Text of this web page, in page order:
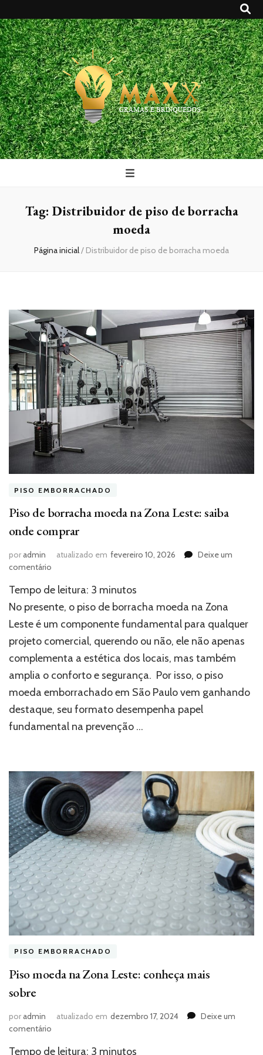
Maxx Gramas
Blog
Tag: Distribuidor de piso de borracha
moeda
Página inicial/ Distribuidor de piso de borracha moeda
PISO EMBORRACHADO
Piso de borracha moeda na Zona Leste: saiba
onde comprar
poradmin atualizado em fevereiro 10, 2026
Deixe um
comentário
de
borracha
na
Zona
Leste:
saiba
onde
comprar
Tempo de leitura: 3 minutos
No presente, o piso de borracha moeda na Zona
Leste é um componente fundamental para qualquer
projeto comercial, querendo ou não, ele não apenas
complementa a estética dos locais, mas também
amplia o conforto e segurança. Por isso, o piso
moeda emborrachado em São Paulo vem ganhando
destaque, seu formato desempenha papel
fundamental na prevenção …
PISO EMBORRACHADO
Piso moeda na Zona Leste: conheça mais
sobre
poradmin atualizado em dezembro 17, 2024
Deixe um
comentário
moeda
Tempo de leitura: 3 minutos